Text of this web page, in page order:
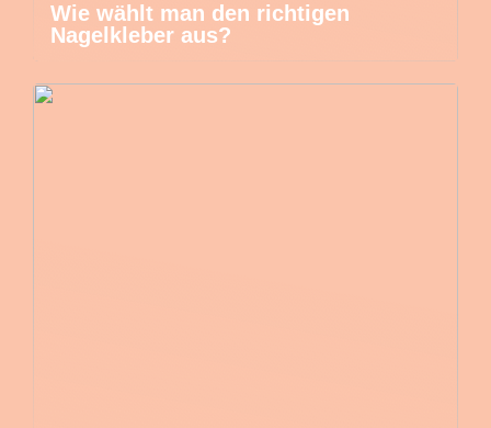
Wie wählt man den richtigen
Nagelkleber aus?